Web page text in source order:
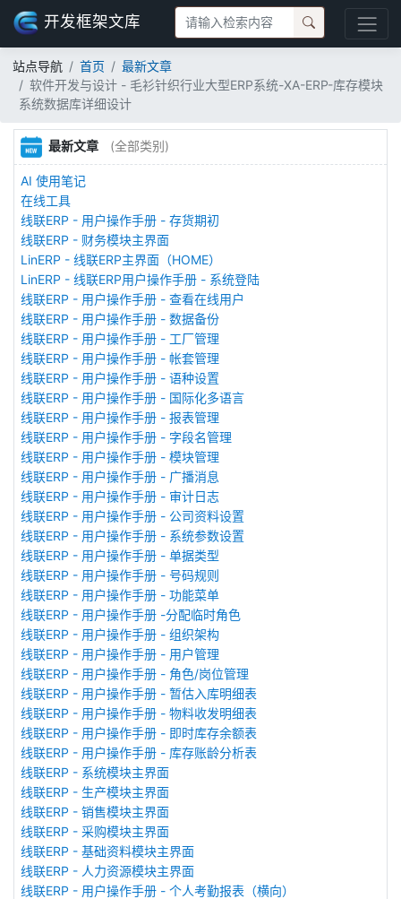
开发框架文库
站点导航 首页
最新文章
软件开发与设计 - 毛衫针织行业大型ERP系统-XA-ERP-库存模块
系统数据库详细设计
最新文章 (全部类别)
AI 使用笔记
在线工具
线联ERP - 用户操作手册 - 存货期初
线联ERP - 财务模块主界面
LinERP - 线联ERP主界面（HOME）
LinERP - 线联ERP用户操作手册 - 系统登陆
线联ERP - 用户操作手册 - 查看在线用户
线联ERP - 用户操作手册 - 数据备份
线联ERP - 用户操作手册 - 工厂管理
线联ERP - 用户操作手册 - 帐套管理
线联ERP - 用户操作手册 - 语种设置
线联ERP - 用户操作手册 - 国际化多语言
线联ERP - 用户操作手册 - 报表管理
线联ERP - 用户操作手册 - 字段名管理
线联ERP - 用户操作手册 - 模块管理
线联ERP - 用户操作手册 - 广播消息
线联ERP - 用户操作手册 - 审计日志
线联ERP - 用户操作手册 - 公司资料设置
线联ERP - 用户操作手册 - 系统参数设置
线联ERP - 用户操作手册 - 单据类型
线联ERP - 用户操作手册 - 号码规则
线联ERP - 用户操作手册 - 功能菜单
线联ERP - 用户操作手册 -分配临时角色
线联ERP - 用户操作手册 - 组织架构
线联ERP - 用户操作手册 - 用户管理
线联ERP - 用户操作手册 - 角色/岗位管理
线联ERP - 用户操作手册 - 暂估入库明细表
线联ERP - 用户操作手册 - 物料收发明细表
线联ERP - 用户操作手册 - 即时库存余额表
线联ERP - 用户操作手册 - 库存账龄分析表
线联ERP - 系统模块主界面
线联ERP - 生产模块主界面
线联ERP - 销售模块主界面
线联ERP - 采购模块主界面
线联ERP - 基础资料模块主界面
线联ERP - 人力资源模块主界面
线联ERP - 用户操作手册 - 个人考勤报表（横向）